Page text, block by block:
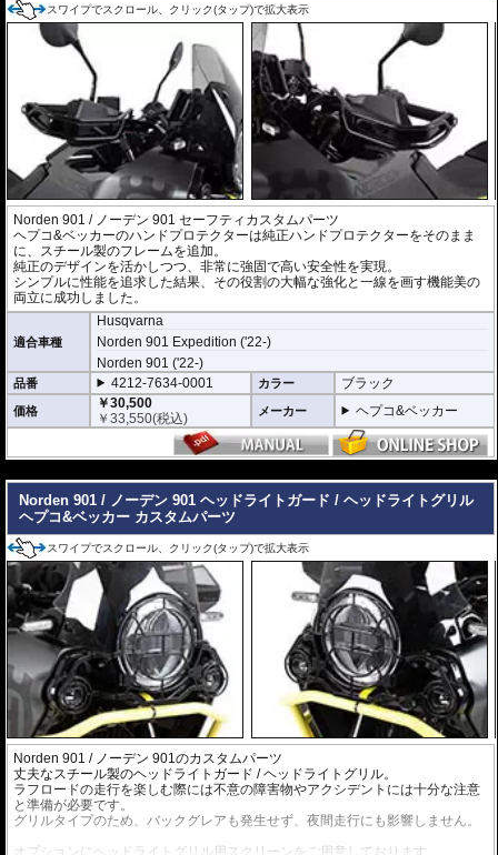
スワイプでスクロール、クリック(タップ)で拡大表示
Norden 901 / ノーデン 901 セーフティカスタムパーツ
ヘプコ&ベッカーのハンドプロテクターは純正ハンドプロテクターをそのまま
に、スチール製のフレームを追加。
純正のデザインを活かしつつ、非常に強固で高い安全性を実現。
シンプルに性能を追求した結果、その役割の大幅な強化と一線を画す機能美の
両立に成功しました。
適合車種
Husqvarna
Norden 901 Expedition ('22-)
Norden 901 ('22-)
品番 4212-7634-0001 カラー ブラック
価格
￥30,500
￥33,550(税込) メーカー ヘプコ&ベッカー
Norden 901 / ノーデン 901 ヘッドライトガード / ヘッドライトグリル
ヘプコ&ベッカー カスタムパーツ
スワイプでスクロール、クリック(タップ)で拡大表示
Norden 901 / ノーデン 901のカスタムパーツ
丈夫なスチール製のヘッドライトガード / ヘッドライトグリル。
ラフロードの走行を楽しむ際には不意の障害物やアクシデントには十分な注意
と準備が必要です。
グリルタイプのため、バックグレアも発生せず、夜間走行にも影響しません。
オプションに ヘッドライトグリル用スクリーン をご用意しております。